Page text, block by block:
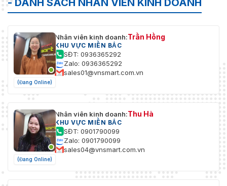
- DANH SÁCH NHÂN VIÊN KINH DOANH
(Đang Online)
Nhân viên kinh doanh:Trần Hồng
KHU VỰC MIỀN BẮC
SĐT: 0936365292
Zalo: 0936365292
sales01@vnsmart.com.vn
(Đang Online)
Nhân viên kinh doanh:Thu Hà
KHU VỰC MIỀN BẮC
SĐT: 0901790099
Zalo: 0901790099
sales04@vnsmart.com.vn